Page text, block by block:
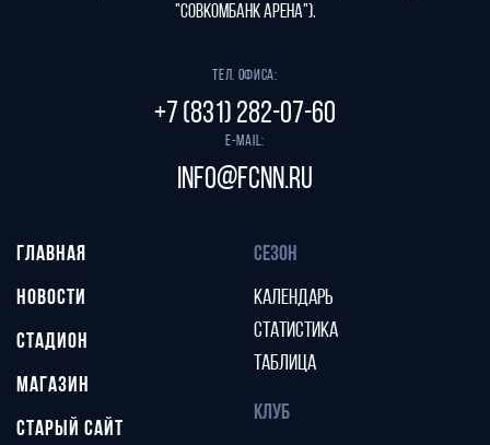
"СОВКОМБАНК АРЕНА").
Тел. офиса:
+7 (831) 282-07-60
E-mail:
info@fcnn.ru
ГЛАВНАЯ
НОВОСТИ
СТАДИОН
МАГАЗИН
СТАРЫЙ САЙТ
СЕЗОН
КАЛЕНДАРЬ
СТАТИСТИКА
ТАБЛИЦА
КЛУБ